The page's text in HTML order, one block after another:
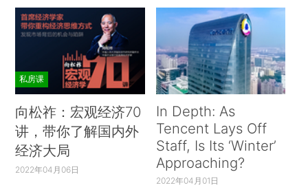
私房课
向松祚：宏观经济70
讲，带你了解国内外
经济大局
2022年04月06日
In Depth: As
Tencent Lays Off
Staff, Is Its ‘Winter’
Approaching?
2022年04月01日